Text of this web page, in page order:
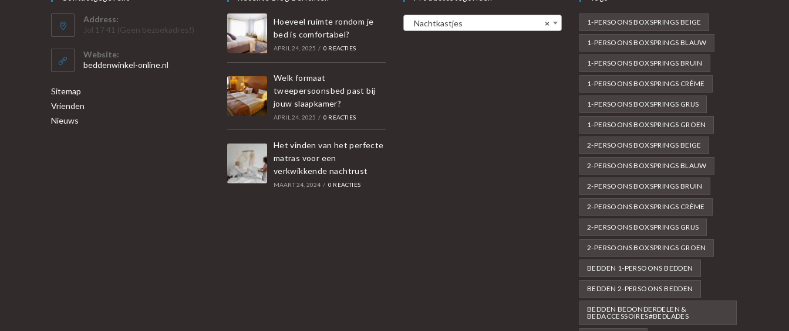
Address:
Jol 17 41 (Geen bezoekadres!)
Website:
beddenwinkel-online.nl
Sitemap
Vrienden
Nieuws
Hoeveel ruimte rondom je
bed is comfortabel?
APRIL 24, 2025 / 0 REACTIES
Welk formaat
tweepersoonsbed past bij
jouw slaapkamer?
APRIL 24, 2025 / 0 REACTIES
Het vinden van het perfecte
matras voor een
verkwikkende nachtrust
MAART 24, 2024 / 0 REACTIES
×
Nachtkastjes 1-PERSOONS BOXSPRINGS BEIGE
1-PERSOONS BOXSPRINGS BLAUW
1-PERSOONS BOXSPRINGS BRUIN
1-PERSOONS BOXSPRINGS CRÈME
1-PERSOONS BOXSPRINGS GRIJS
1-PERSOONS BOXSPRINGS GROEN
2-PERSOONS BOXSPRINGS BEIGE
2-PERSOONS BOXSPRINGS BLAUW
2-PERSOONS BOXSPRINGS BRUIN
2-PERSOONS BOXSPRINGS CRÈME
2-PERSOONS BOXSPRINGS GRIJS
2-PERSOONS BOXSPRINGS GROEN
BEDDEN 1-PERSOONS BEDDEN
BEDDEN 2-PERSOONS BEDDEN
BEDDEN BEDONDERDELEN &
BEDACCESSOIRES#BEDLADES